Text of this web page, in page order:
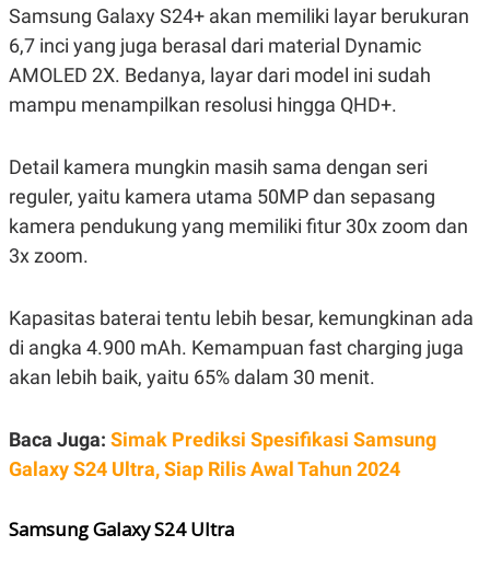
A
K
N
E
P
A
P
A
D
V
E
I
I
N
E
D
I
A
OF
Samsung Galaxy S24+ akan memiliki layar berukuran
6,7 inci yang juga berasal dari material Dynamic
AMOLED 2X. Bedanya, layar dari model ini sudah
mampu menampilkan resolusi hingga QHD+.
Detail kamera mungkin masih sama dengan seri
reguler, yaitu kamera utama 50MP dan sepasang
kamera pendukung yang memiliki fitur 30x zoom dan
3x zoom.
Kapasitas baterai tentu lebih besar, kemungkinan ada
di angka 4.900 mAh. Kemampuan fast charging juga
akan lebih baik, yaitu 65% dalam 30 menit.
Baca Juga: Simak Prediksi Spesifikasi Samsung
Galaxy S24 Ultra, Siap Rilis Awal Tahun 2024
Samsung Galaxy S24 Ultra